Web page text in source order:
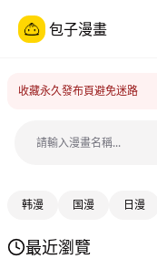
包子漫畫
收藏永久發布頁避免迷路
Search
韩漫 国漫 日漫
最近瀏覽